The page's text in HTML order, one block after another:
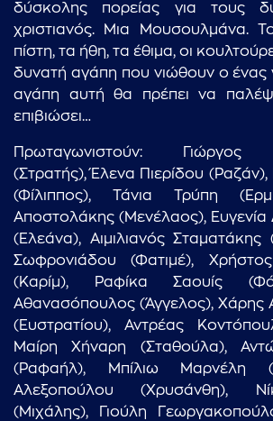
δύσκολης πορείας για τους
χριστιανός. Μια Μουσουλμάνα.
πίστη, τα ήθη, τα έθιμα, οι
δυνατή αγάπη που νιώθουν ο ένας
αγάπη αυτή θα πρέπει να
επιβιώσει…
Πρωταγωνιστούν: Γιώργος
(Στρατής), Έλενα Πιερίδου
(Φίλιππος), Τάνια Τρύπη
Αποστολάκης (Μενέλαος),
(Ελεάνα), Αιμιλιανός Σταματάκης
Σωφρονιάδου (Φατιμέ),
(Καρίμ), Ραφίκα Σαουίς
Αθανασόπουλος (Άγγελος), Χάρης
(Ευστρατίου), Αντρέας
Μαίρη Χήναρη (Σταθούλα),
(Ραφαήλ), Μπίλιω Μαρνέλη
Αλεξοπούλου (Χρυσάνθη),
(Μιχάλης), Γιούλη